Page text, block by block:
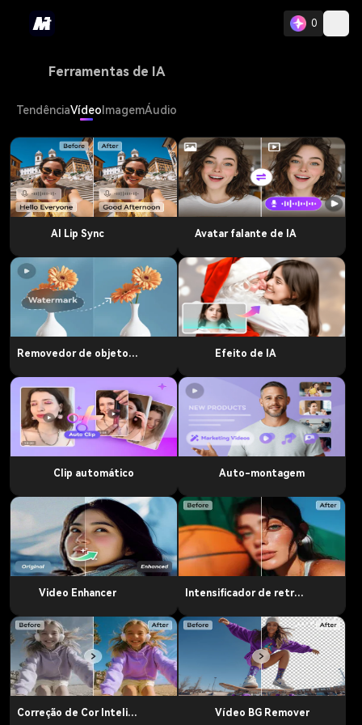
0
Ferramentas de IA
TendênciaVídeo ImagemÁudio
AI Lip Sync Avatar falante de IA
Removedor de objeto de vídeo Efeito de IA
Clip automático Auto-montagem
Video Enhancer Intensificador de retrato
Correção de Cor Inteligente Vídeo BG Remover